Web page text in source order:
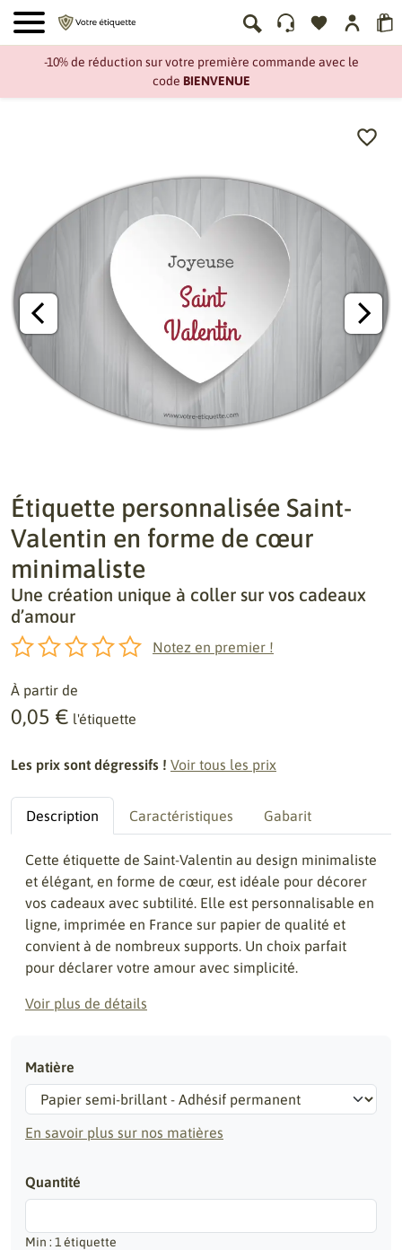
-10% de réduction sur votre première commande avec le
code BIENVENUE
Étiquette personnalisée Saint-
Valentin en forme de cœur
minimaliste
Une création unique à coller sur vos cadeaux
d’amour
Notez en premier !
À partir de
0,05 € l'étiquette
Les prix sont dégressifs ! Voir tous les prix
Description Caractéristiques Gabarit
Cette étiquette de Saint-Valentin au design minimaliste
et élégant, en forme de cœur, est idéale pour décorer
vos cadeaux avec subtilité. Elle est personnalisable en
ligne, imprimée en France sur papier de qualité et
convient à de nombreux supports. Un choix parfait
pour déclarer votre amour avec simplicité.
Voir plus de détails
Matière
En savoir plus sur nos matières
Quantité
Min : 1 étiquette